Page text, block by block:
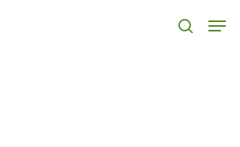
search